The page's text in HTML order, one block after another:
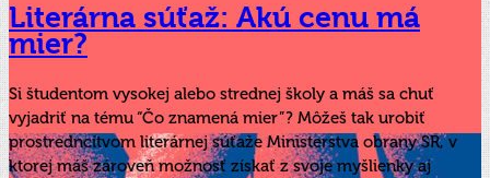
Literárna súťaž: Akú cenu má
mier?
Si študentom vysokej alebo strednej školy a máš sa chuť
vyjadriť na tému “Čo znamená mier”? Môžeš tak urobiť
prostredncítvom literárnej súťaže Ministerstva obrany SR, v
ktorej máš zároveň možnosť získať z svoje myšlienky aj